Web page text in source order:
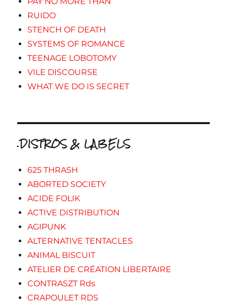
RUIDO
STENCH OF DEATH
SYSTEMS OF ROMANCE
TEENAGE LOBOTOMY
VILE DISCOURSE
WHAT WE DO IS SECRET
.DISTROS & LABELS
625 THRASH
ABORTED SOCIETY
ACIDE FOLIK
ACTIVE DISTRIBUTION
AGIPUNK
ALTERNATIVE TENTACLES
ANIMAL BISCUIT
ATELIER DE CRÉATION LIBERTAIRE
CONTRASZT Rds
CRAPOULET RDS